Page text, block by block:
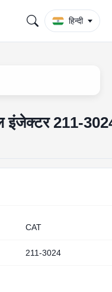
हिन्दी
211-
CAT
211-3024